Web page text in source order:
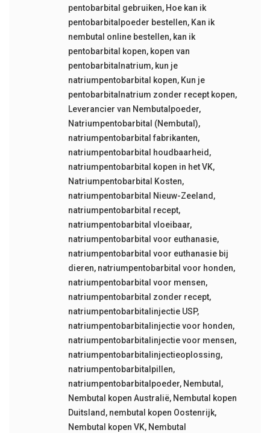
pentobarbital gebruiken, Hoe kan ik
pentobarbitalpoeder bestellen, Kan ik
nembutal online bestellen, kan ik
pentobarbital kopen, kopen van
pentobarbitalnatrium, kun je
natriumpentobarbital kopen, Kun je
pentobarbitalnatrium zonder recept kopen,
Leverancier van Nembutalpoeder,
Natriumpentobarbital (Nembutal),
natriumpentobarbital fabrikanten,
natriumpentobarbital houdbaarheid ,
natriumpentobarbital kopen in het VK,
Natriumpentobarbital Kosten,
natriumpentobarbital Nieuw-Zeeland ,
natriumpentobarbital recept,
natriumpentobarbital vloeibaar,
natriumpentobarbital voor euthanasie,
natriumpentobarbital voor euthanasie bij
dieren, natriumpentobarbital voor honden,
natriumpentobarbital voor mensen,
natriumpentobarbital zonder recept,
natriumpentobarbitalinjectie USP,
natriumpentobarbitalinjectie voor honden,
natriumpentobarbitalinjectie voor mensen,
natriumpentobarbitalinjectieoplossing,
natriumpentobarbitalpillen,
natriumpentobarbitalpoeder, Nembutal ,
Nembutal kopen Australië, Nembutal kopen
Duitsland , nembutal kopen Oostenrijk,
Nembutal kopen VK, Nembutal